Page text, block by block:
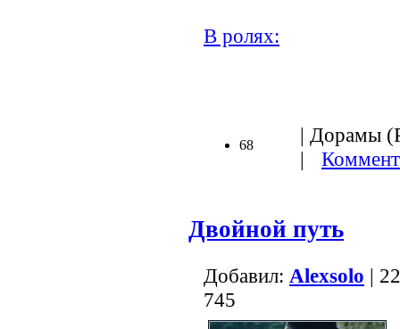
В ролях:
68
| Дорамы
|
Двойной путь
Добавил: Alexsolo |
745